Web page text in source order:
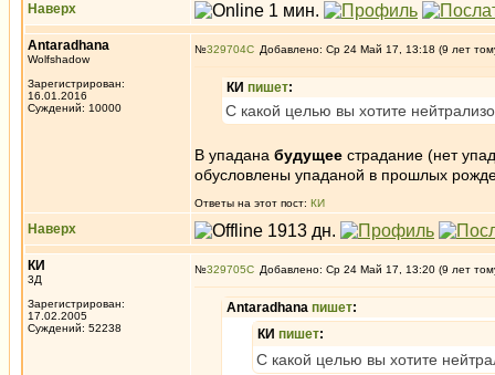
Наверх
Antaradhana
Wolfshadow
Зарегистрирован:
16.01.2016
Суждений: 10000
№329704 Добавлено: Ср 24 Май 17, 13:18 (9 лет
КИ пишет:
С какой целью вы хотите
В упадана будущее страдание (нет
обусловлены упаданой в прошлых
Ответы на этот пост: КИ
Наверх
КИ
3Д
Зарегистрирован:
17.02.2005
Суждений: 52238
№329705 Добавлено: Ср 24 Май 17, 13:20 (9 лет
Antaradhana пишет:
КИ пишет:
С какой целью вы хотите